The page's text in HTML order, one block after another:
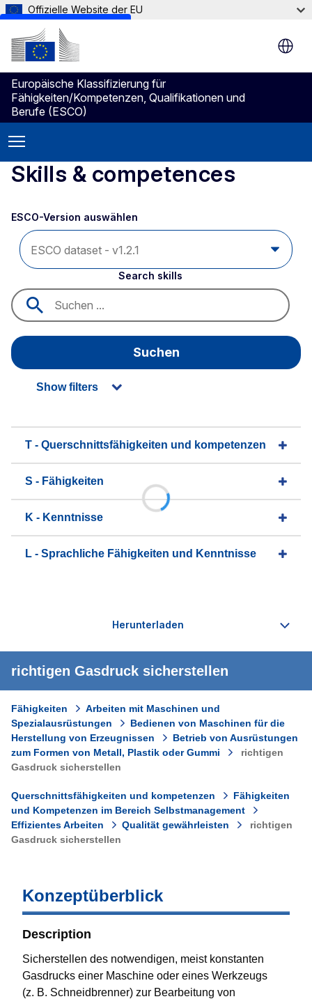
Skip to main content
Offizielle Website der EU
Europäische Klassifizierung für
Fähigkeiten/Kompetenzen, Qualifikationen und
Berufe (ESCO)
Skills & competences
ESCO-Version auswählen
Search skills
Suchen
Show filters
T - Querschnittsfähigkeiten und kompetenzen
S - Fähigkeiten
K - Kenntnisse
L - Sprachliche Fähigkeiten und Kenntnisse
richtigen Gasdruck sicherstellen
Fähigkeiten
Arbeiten mit Maschinen und
Spezialausrüstungen
Bedienen von Maschinen für die
Herstellung von Erzeugnissen
Betrieb von Ausrüstungen
zum Formen von Metall, Plastik oder Gummi
richtigen
Gasdruck sicherstellen
Querschnittsfähigkeiten und kompetenzen
Fähigkeiten
und Kompetenzen im Bereich Selbstmanagement
Effizientes Arbeiten
Qualität gewährleisten
richtigen
Gasdruck sicherstellen
Konzeptüberblick
Description
Sicherstellen des notwendigen, meist konstanten
Gasdrucks einer Maschine oder eines Werkzeugs
(z. B. Schneidbrenner) zur Bearbeitung von